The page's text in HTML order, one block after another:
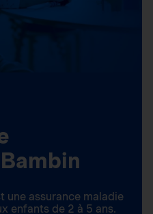
une assurance maladie
enfants de 2 à 5 ans.